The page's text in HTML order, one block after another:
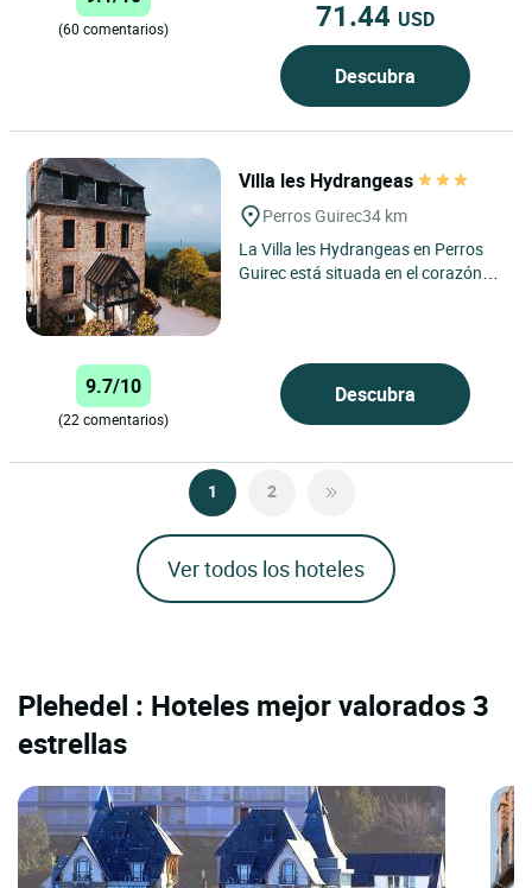
(60 comentarios) 71.44 USD
Descubra
Villa les Hydrangeas
Perros Guirec34 km
La Villa les Hydrangeas en Perros
Guirec está situada en el corazón
9.7/10
(22 comentarios)
Descubra
1 2
Ver todos los hoteles
Plehedel : Hoteles mejor valorados 3
estrellas